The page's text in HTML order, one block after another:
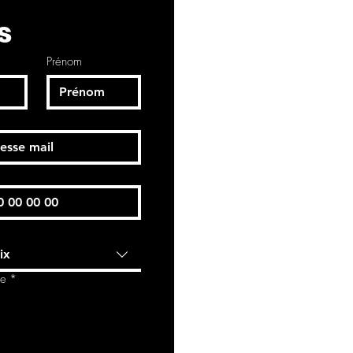
nuit étoilée, l’empreinte
couleur... Laissez-vous
et l’émotion.
Prénom
*